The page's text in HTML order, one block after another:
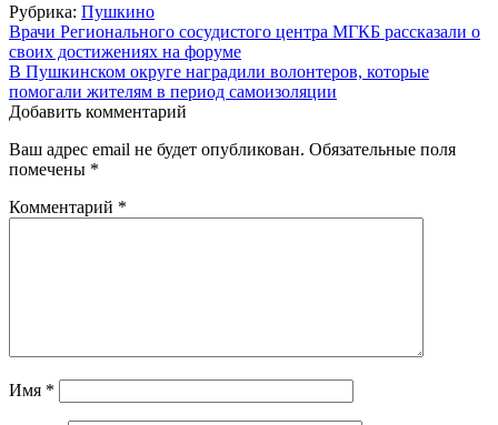
Рубрика: Пушкино
Навигация
по
записям
Врачи Регионального сосудистого центра МГКБ рассказали о
своих достижениях на форуме
В Пушкинском округе наградили волонтеров, которые
помогали жителям в период самоизоляции
Добавить комментарий
Ваш адрес email не будет опубликован. Обязательные поля
помечены *
Комментарий *
Имя *